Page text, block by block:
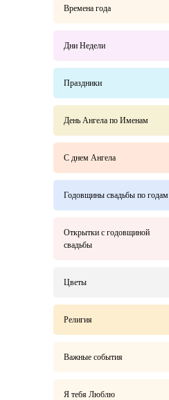
Времена года
Дни Недели
Праздники
День Ангела по Именам
С днем Ангела
Годовщины свадьбы по годам
Открытки с годовщиной
свадьбы
Цветы
Религия
Важные события
Я тебя Люблю